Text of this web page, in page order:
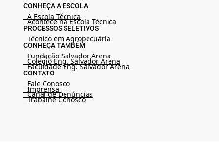
CONHEÇA A ESCOLA
A Escola Técnica
Acontece na Escola Técnica
PROCESSOS SELETIVOS
Técnico em Agropecuária
CONHEÇA TAMBÉM
Fundação Salvador Arena
Colégio Eng. Salvador Arena
Faculdade Eng. Salvador Arena
CONTATO
Fale Conosco
Imprensa
Canal de Denúncias
Trabalhe Conosco